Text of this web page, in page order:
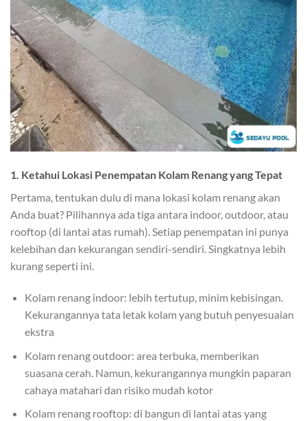
1. Ketahui Lokasi Penempatan Kolam Renang yang Tepat
Pertama, tentukan dulu di mana lokasi kolam renang akan
Anda buat? Pilihannya ada tiga antara indoor, outdoor, atau
rooftop (di lantai atas rumah). Setiap penempatan ini punya
kelebihan dan kekurangan sendiri-sendiri. Singkatnya lebih
kurang seperti ini.
Kolam renang indoor: lebih tertutup, minim kebisingan.
Kekurangannya tata letak kolam yang butuh penyesuaian
ekstra
Kolam renang outdoor: area terbuka, memberikan
suasana cerah. Namun, kekurangannya mungkin paparan
cahaya matahari dan risiko mudah kotor
Kolam renang rooftop: di bangun di lantai atas yang